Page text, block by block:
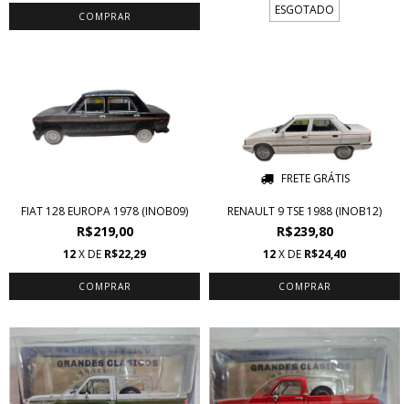
ESGOTADO
FIAT 128 EUROPA 1978 (INOB09)
R$219,00
12X DE R$22,29
FRETE GRÁTIS
RENAULT 9 TSE 1988 (INOB12)
R$239,80
12X DE R$24,40